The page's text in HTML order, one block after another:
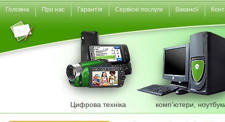
Головна Про нас Гарантія Сервісні послуги Вакансії
Цифрова техніка комп'ютери,